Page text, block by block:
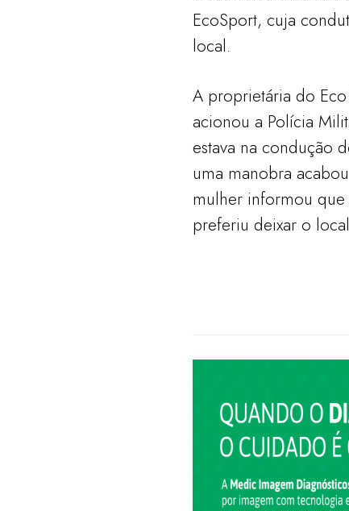
EcoSport, cuja
local.
A proprietária do
acionou a Polícia
estava na condução
uma manobra
mulher informou que
preferiu deixar o